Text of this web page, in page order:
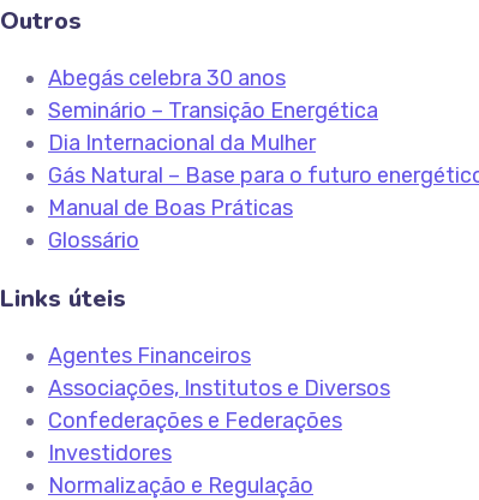
Outros
Abegás celebra 30 anos
Seminário – Transição Energética
Dia Internacional da Mulher
Gás Natural – Base para o futuro
Manual de Boas Práticas
Glossário
Links úteis
Agentes Financeiros
Associações, Institutos e Diversos
Confederações e Federações
Investidores
Normalização e Regulação